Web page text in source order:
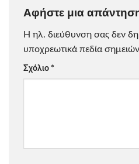
Αφήστε μια
Η ηλ. διεύθυνση σας δεν
υποχρεωτικά πεδία
Σχόλιο *